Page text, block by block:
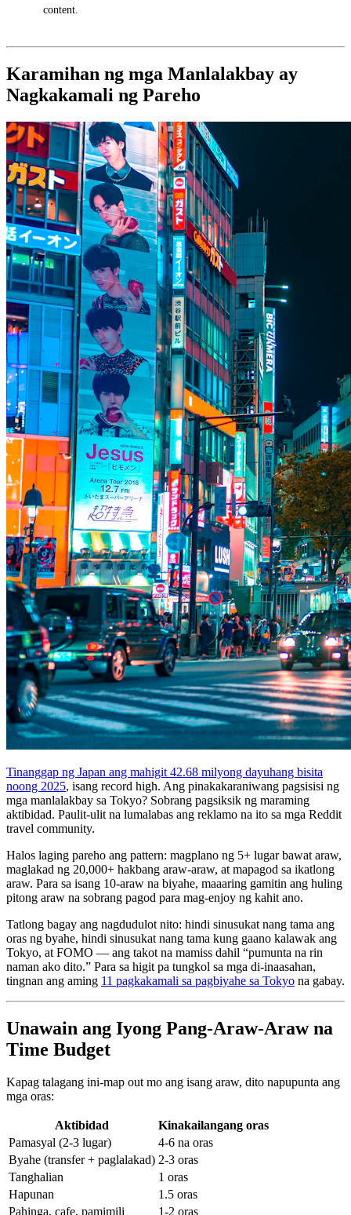
content.
Karamihan ng mga Manlalakbay ay
Nagkakamali ng Pareho
Tinanggap ng Japan ang mahigit 42.68 milyong dayuhang bisita
noong 2025, isang record high. Ang pinakakaraniwang pagsisisi ng
mga manlalakbay sa Tokyo? Sobrang pagsiksik ng maraming
aktibidad. Paulit-ulit na lumalabas ang reklamo na ito sa mga Reddit
travel community.
Halos laging pareho ang pattern: magplano ng 5+ lugar bawat araw,
maglakad ng 20,000+ hakbang araw-araw, at mapagod sa ikatlong
araw. Para sa isang 10-araw na biyahe, maaaring gamitin ang huling
pitong araw na sobrang pagod para mag-enjoy ng kahit ano.
Tatlong bagay ang nagdudulot nito: hindi sinusukat nang tama ang
oras ng byahe, hindi sinusukat nang tama kung gaano kalawak ang
Tokyo, at FOMO — ang takot na mamiss dahil “pumunta na rin
naman ako dito.” Para sa higit pa tungkol sa mga di-inaasahan,
tingnan ang aming 11 pagkakamali sa pagbiyahe sa Tokyo na gabay.
Unawain ang Iyong Pang-Araw-Araw na
Time Budget
Kapag talagang ini-map out mo ang isang araw, dito napupunta ang
mga oras:
Aktibidad
Kinakailangang oras
Pamasyal (2-3 lugar)
4-6 na oras
Byahe (transfer + paglalakad) 2-3 oras
Tanghalian
1 oras
Hapunan
1.5 oras
Pahinga, cafe, pamimili
1-2 oras